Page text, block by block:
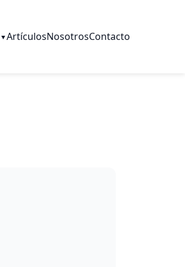
▼ArtículosNosotrosContacto